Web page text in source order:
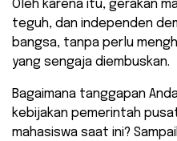
Oleh karena itu, gerakan
teguh, dan independen
bangsa, tanpa perlu
yang sengaja diembuskan.
​Bagaimana tanggapan
kebijakan pemerintah
mahasiswa saat ini?